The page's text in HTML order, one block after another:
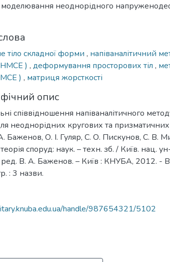
моделювання неоднорідного
тіло складної форми , напіваналітичний
НМСЕ ) , деформування просторових тіл ,
МСЕ ) , матриця жорсткості
опис
співвідношення напіваналітичного
неоднорідних кругових та призматичних
Баженов, О. І. Гуляр, С. О. Пискунов, С. В.
теорія споруд: наук. – техн. зб. / Київ. нац.
ред. В. А. Баженов. – Київ : КНУБА, 2012. -
: 3 назви.
handle/987654321/5102